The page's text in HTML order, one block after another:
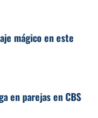
mágico en este
en parejas en CBS